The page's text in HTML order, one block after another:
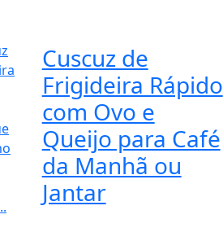
Cuscuz de
Frigideira Rápido
com Ovo e
Queijo para Café
da Manhã ou
Jantar